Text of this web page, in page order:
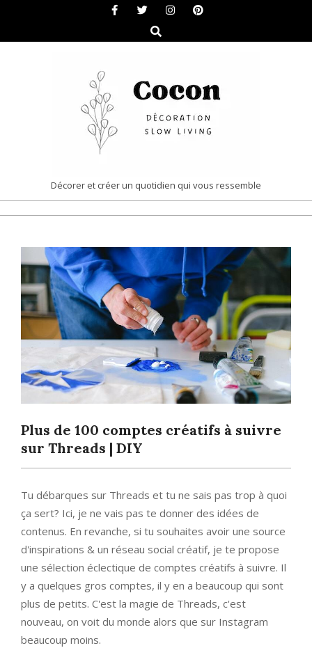
content
Search
COCON
|
&
SLOW
LIVING
Décorer et créer un quotidien qui vous ressemble
Menu
Plus de 100 comptes créatifs à suivre
sur Threads | DIY
Tu débarques sur Threads et tu ne sais pas trop à quoi
ça sert? Ici, je ne vais pas te donner des idées de
contenus. En revanche, si tu souhaites avoir une source
d'inspirations & un réseau social créatif, je te propose
une sélection éclectique de comptes créatifs à suivre. Il
y a quelques gros comptes, il y en a beaucoup qui sont
plus de petits. C'est la magie de Threads, c'est
nouveau, on voit du monde alors que sur Instagram
beaucoup moins.